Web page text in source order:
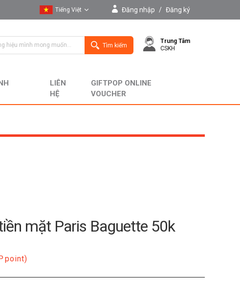
Tiếng Việt
English
Đăng nhập / Đăng ký
Tìm kiếm
Trung Tâm
CSKH
LIÊN
HỆ
GIFTPOP ONLINE
VOUCHER
mặt Paris Baguette 50k
point)